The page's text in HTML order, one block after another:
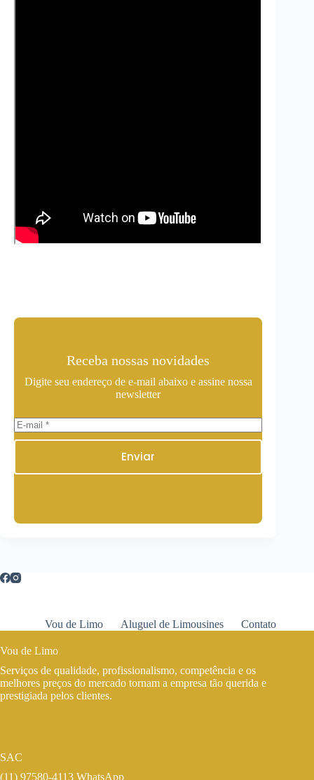
Receba nossas novidades
Digite seu endereço de e-mail abaixo e assine nossa
newsletter
Enviar
Vou de Limo Aluguel de Limousines Contato
Vou de Limo
Serviços de qualidade, profissionalismo, competência e os
melhores preços do mercado tornam a empresa tão querida e
prestigiada pelos clientes.
SAC
(11) 97580-4113 WhatsApp